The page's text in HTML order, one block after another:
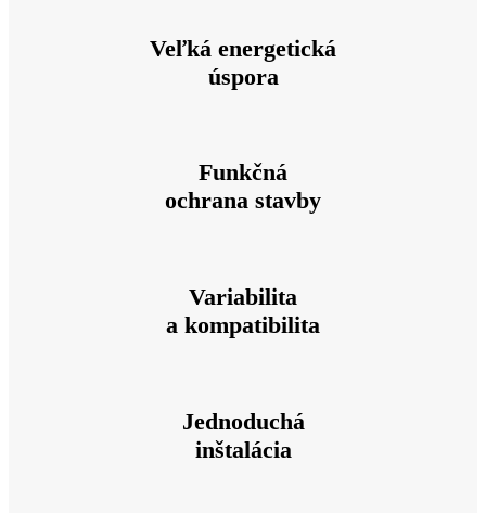
Veľká energetická
úspora
Funkčná
ochrana stavby
Variabilita
a kompatibilita
Jednoduchá
inštalácia